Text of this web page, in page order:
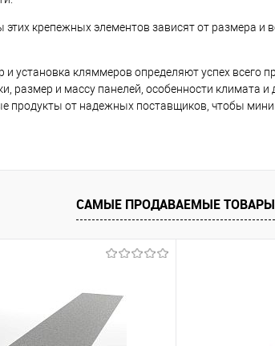
крепежных элементов зависят от размера и
установка кляммеров определяют успех всего
размер и массу панелей, особенности
продукты от надежных поставщиков, чтобы
САМЫЕ ПРОДАВАЕМЫЕ ТОВАРЫ